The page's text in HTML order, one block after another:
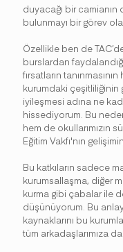
duyacağı bir
bulunmayı bir görev
Özellikle ben de
burslardan
fırsatların
kurumdaki çeşitliliğinin
iyileşmesi adına ne
hissediyorum. Bu
hem de okullarımızın
Eğitim Vakfı'nın
Bu katkıların sadece
kurumsallaşma, diğer
kurma gibi çabalar ile
düşünüyorum. Bu
kaynaklarını bu
tüm arkadaşlarımıza